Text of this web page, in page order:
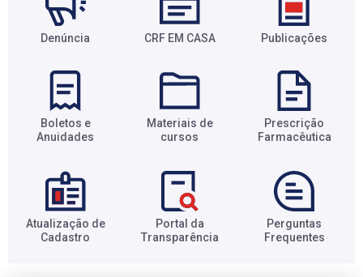
Denúncia CRF EM CASA Publicações
Boletos e
Anuidades​
Materiais de
cursos​
Prescrição
Farmacêutica​
Atualização de
Cadastro​
Portal da
Transparência​
Perguntas
Frequentes​